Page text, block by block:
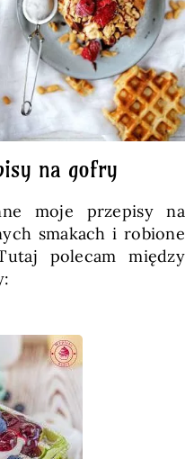
na gofry
moje przepisy na
smakach i robione
polecam między